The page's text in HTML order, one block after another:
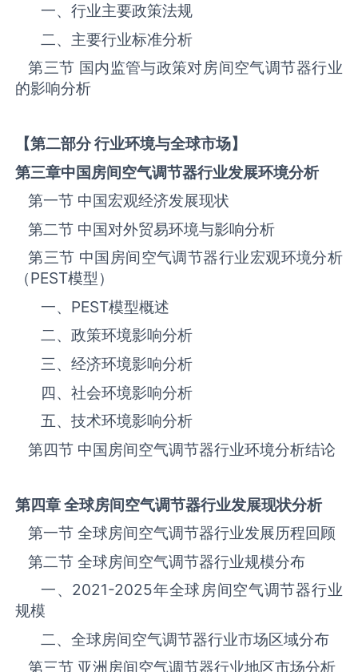
一、行业主要政策法规
二、主要行业标准分析
第三节 国内监管与政策对‌房间空气调节器‌‌‌‌行业
的影响分析
【第二部分 行业环境与全球市场】
第三章中国房间空气调节器行业发展环境分析
第一节 中国宏观经济发展现状
第二节 中国对外贸易环境与影响分析
第三节 中国‌房间空气调节器‌‌‌‌行业宏观环境分析
（PEST模型）
一、 PEST模型概述
二、政策环境影响分析
三、‌‌‌经济环境影响分析
四、社会环境影响分析
五、技术环境影响分析
第四节 中国‌房间空气调节器‌‌‌‌行业环境分析结论
第四章 全球房间空气调节器行业发展现状分析
第一节 全球‌房间空气调节器‌‌‌‌行业发展历程回顾
第二节 全球‌房间空气调节器‌‌‌‌行业规模分布
一、 2021-2025年全球‌房间空气调节器‌‌‌‌行业
规模
二、全球‌房间空气调节器‌‌‌‌行业市场区域分布
第三节 亚洲‌房间空气调节器‌‌‌‌行业地区市场分析